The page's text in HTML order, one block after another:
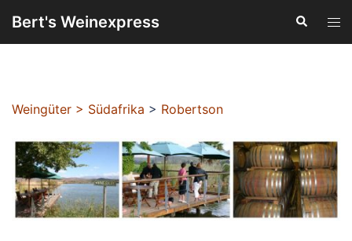
Inhalt
Bert's Weinexpress Suche
Weingüter > Südafrika > Robertson